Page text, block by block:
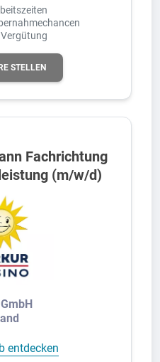
STELLEN
Fachrichtung
(m/w/d)
entdecken